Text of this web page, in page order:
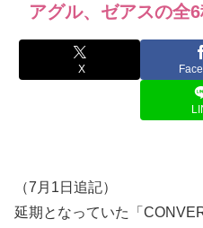
アグル、ゼアスの全
X
（7月1日追記）
延期となっていた「